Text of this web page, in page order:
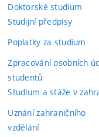
Doktorské studium
Studijní předpisy
Poplatky za studium
Zpracování osobních
studentů
Studium a stáže v
Uznání zahraničního
vzdělání